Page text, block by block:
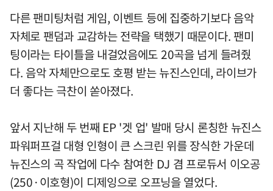
다른 팬미팅처럼 게임, 이벤트 등에 집중하기보다 음악
자체로 팬덤과 교감하는 전략을 택했기 때문이다. 팬미
팅이라는 타이틀을 내걸었음에도 20곡을 넘게 들려줬
다. 음악 자체만으로도 호평 받는 뉴진스인데, 라이브가
더 좋다는 극찬이 쏟아졌다.
앞서 지난해 두 번째 EP '겟 업' 발매 당시 론칭한 뉴진스
파워퍼프걸 대형 인형이 큰 스크린 위를 장식한 가운데
뉴진스의 곡 작업에 다수 참여한 DJ 겸 프로듀서 이오공
(250·이호형)이 디제잉으로 오프닝을 열었다.